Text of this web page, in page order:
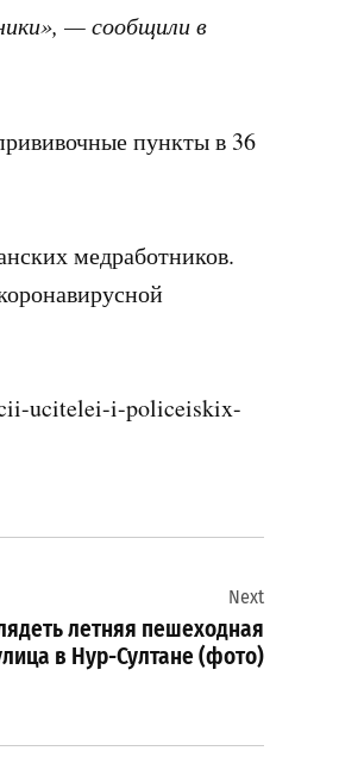
— сообщили в
пункты в 36
медработников.
ucitelei-i-policeiskix-
Next
летняя пешеходная
в Нур-Султане (фото)